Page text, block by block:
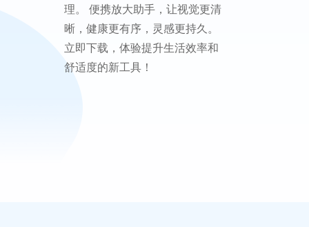
理。 便携放大助手，让视觉更清
晰，健康更有序，灵感更持久。
立即下载，体验提升生活效率和
舒适度的新工具！